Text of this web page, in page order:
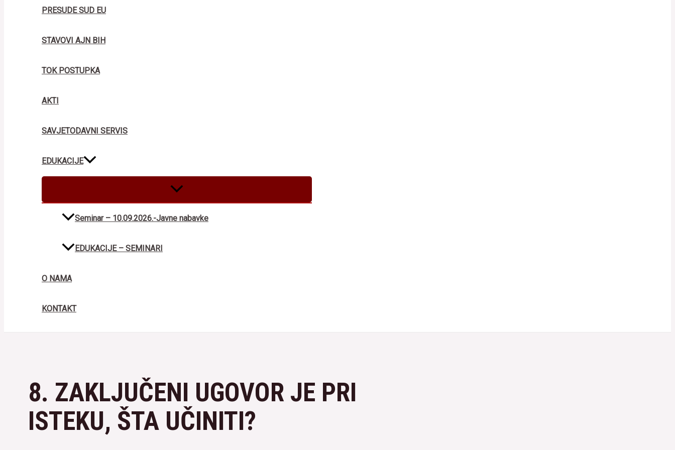
PRESUDE SUD EU
STAVOVI AJN BIH
TOK POSTUPKA
AKTI
SAVJETODAVNI SERVIS
EDUKACIJE
MENU
TOGGLE
Seminar – 10.09.2026.-Javne nabavke
EDUKACIJE – SEMINARI
O NAMA
KONTAKT
8. ZAKLJUČENI UGOVOR JE PRI
ISTEKU, ŠTA UČINITI?